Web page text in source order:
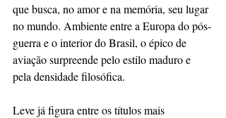
que busca, no amor e na memória, seu lugar
no mundo. Ambiente entre a Europa do pós-
guerra e o interior do Brasil, o épico de
aviação surpreende pelo estilo maduro e
pela densidade filosófica.
Leve já figura entre os títulos mais